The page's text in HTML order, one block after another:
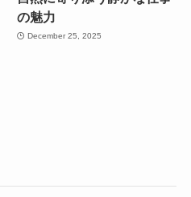
の魅力
December 25, 2025